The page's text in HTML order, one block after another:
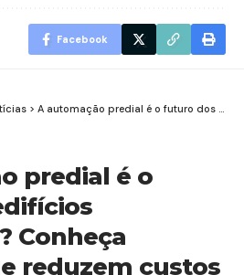
Facebook
> A automação predial é o futuro dos edifícios inteligentes? Conheça soluções que reduzem custos e aumentam eficiência
predial é o
Conheça
reduzem custos